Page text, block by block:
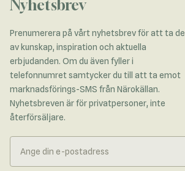
Nyhetsbrev
Prenumerera på vårt nyhetsbrev för att ta del
av kunskap, inspiration och aktuella
erbjudanden. Om du även fyller i
telefonnumret samtycker du till att ta emot
marknadsförings-SMS från Närokällan.
Nyhetsbreven är för privatpersoner, inte
återförsäljare.